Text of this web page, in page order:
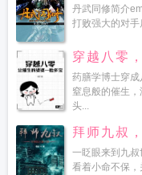
丹武同修简介
打败强大的对
穿越八零
药膳学博士穿
窒息般的催生
头...
拜师九叔
一眨眼来到九
看着小命不保